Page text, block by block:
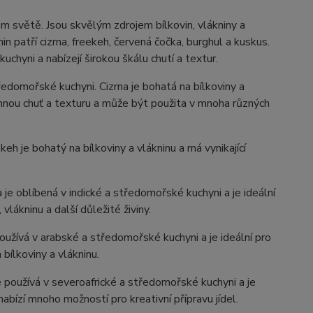
světě. Jsou skvělým zdrojem bílkovin, vlákniny a
patří cizrna, freekeh, červená čočka, burghul a kuskus.
a nabízejí širokou škálu chutí a textur.
kuchyni. Cizrna je bohatá na bílkoviny a
chuť a texturu a může být použita v mnoha různých
je bohatý na bílkoviny a vlákninu a má vynikající
oblíbená v indické a středomořské kuchyni a je ideální
a další důležité živiny.
v arabské a středomořské kuchyni a je ideální pro
a vlákninu.
v severoafrické a středomořské kuchyni a je
mnoho možností pro kreativní přípravu jídel.